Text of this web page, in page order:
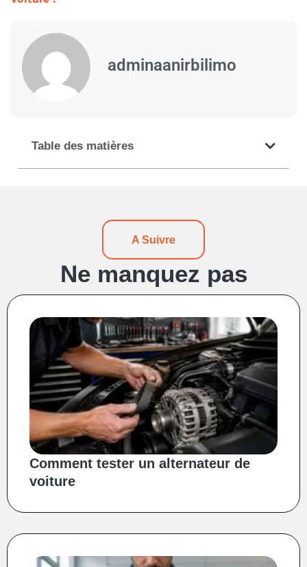
adminaanirbilimo
Table des matières
A Suivre
Ne manquez pas
Comment tester un alternateur de
voiture